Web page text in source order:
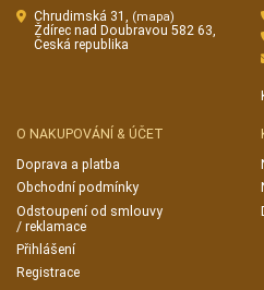
Chrudimská 31, (mapa)
Ždírec nad Doubravou 582 63,
Česká republika
O NAKUPOVÁNÍ & ÚČET
Doprava a platba
Obchodní podmínky
Odstoupení od smlouvy
/ reklamace
Přihlášení
Registrace